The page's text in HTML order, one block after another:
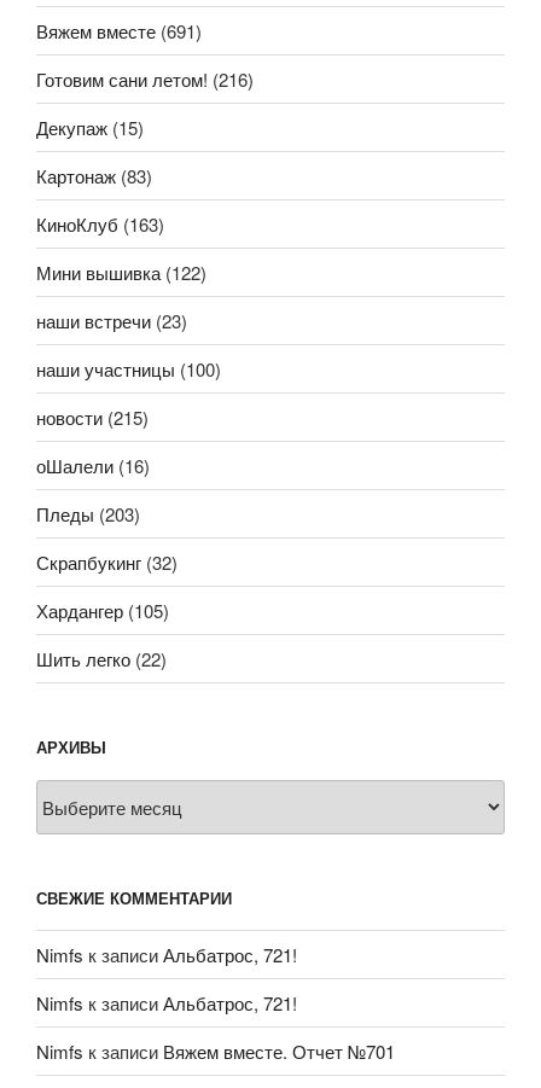
Вяжем вместе (691)
Готовим сани летом! (216)
Декупаж (15)
Картонаж (83)
КиноКлуб (163)
Мини вышивка (122)
наши встречи (23)
наши участницы (100)
новости (215)
оШалели (16)
Пледы (203)
Скрапбукинг (32)
Хардангер (105)
Шить легко (22)
АРХИВЫ
СВЕЖИЕ КОММЕНТАРИИ
Nimfs к записиАльбатрос, 721!
Nimfs к записиАльбатрос, 721!
Nimfs к записи Вяжем вместе. Отчет №701